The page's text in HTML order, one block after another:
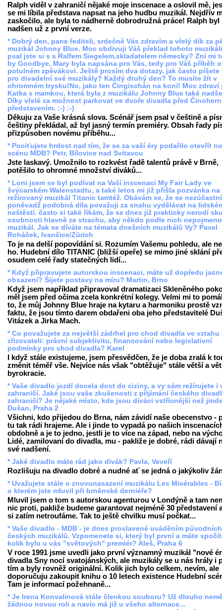
Ralph viděl v zahraničí nějaké moje inscenace a oslovil mě,
se mi líbila představa napsat na jeho hudbu muzikál. Nejdřív
zaskočilo, ale byla to nádherně dobrodružná práce! Ralph byl
nadšen už z první verze.
* Dobrý den, pane řediteli, srdečně Vás zdravím a vřelý dík za
muzikál Johnny Blue. Moc obdivuji Váš překlad tohoto
psal jste si s s Ralfem Siegelem,skladatelem německy? Zní mi
by Goodbye, Mary byla napsána pro Vás, tedy pro Váš příběh o
potulném zpěvákovi. Ještě prosím dva dotazy, jak často píšete
pro divadelní své muzikály? Každý druhý den? To musíte žít v
ohromném trysku!No, jako ten Čingischán na koni! Moc zdraví
Katka s mamkou, která byla z muzikálu Johnny Blue také
Díky vřelé za možnost parkovat ve dvoře divadla před
představením. :-) :-)
Děkuju za Vaše krásná slova. Scénář jsem psal v češtině a
češtiny překládal, až byl jasný termín premiéry. Obsah řady
přizpůsoben novému příběhu...
* Pociťujete hrdost nad tím, že se za vaší éry podařilo otevřít
scénu MDB? Petr, Bílovice nad Svitavou
Jste laskavý. Umožnilo to rozkvést řadě talentů právě v Brně,
potěšilo to ohromné množství diváků...
* Loni jsem se byl podívat na Vaší inscenaci My Fair Lady ve
švýcarském Walenstadtu, a také letos mi již přišla pozvánka na
režírovaný muzikál Titanic tamtéž. Obávám se, že se
poněvadž podobná díla považuji za snahu vydělávat na
neštěstí. často si také říkám, že se dnes již prakticky nerodí
osobnosti hlavně ze strachu, aby někdo podle nich
muzikál. Jak se díváte na témata dnešních muzikálů Vy? Pavel
Roháček, Ivančice/Zürich
To je na delší popovídání si. Rozumím Vašemu pohledu, ale
ho. Hudební dílo TITANIC (bližší opeře) se mimo jiné sklání
osudem celé řady statečných lidí...
* Když připravujete autorskou inscenaci, máte už dopředu
obsazení? Šijete postavy na míru? Martin, Brno
Když jsem například připravoval dramatizaci Skleněného
měl jsem před očima zcela konkrétní kolegy. Velmi mi to
to, že můj Johnny Blue hraje na kytaru a harmoniku prostě
faktu, že jsou tímto darem obdařeni oba jeho představitelé
Vitázek a Jirka Mach.
* Co považujete za největší zádrhel pro chod divadla ve vztahu
zřizovateli: právní subjektivitu, financování nebo legislativní
podmínky pro chod divadla? Karel
I když stále existujeme, jsem přesvědčen, že je doba zralá k
změnit téměř vše. Nejvíce nás však "obtěžuje" stále větší a
byrokracie.
* Vaše divadlo jezdí docela dost do ciziny, a vy sám režírujete i
zahraničí. Jaké jsou vaše zkušenosti z přijímání českého
zahraničí? Je nějaké místo, kde jsou diváci vstřícnější než
Dušan, Praha 2
Všichni, kdo přijedou do Brna, nám závidí naše obecenstvo -
tu tak rádi hrajeme. Ale i jinde to vypadá po našich
obdobně a je to jedno, jestli je to více na západ, nebo na
Lidé, zamilovaní do divadla, mu - pakliže je dobré, rádi dávají
své nadšení.
* Jaké divadlo máte rád jako divák? Pavla, Veveří
Rozlišuju na divadlo dobré a nudné ať se jedná o jakýkoliv
* Uvažujete stále o znovunasazení muzikálu Les Misérables -
o kterém jste mluvil při brněnské derniéře?
Mluvil jsem o tom s autorskou agenturou v Londýně a tam
nic proti, pakliže budeme garantovat nejméně 30 představení
si zatím netroufáme. Tak to ještě chvilku musí počkat...
* Vaše divadlo - MDB - je dnes proslavené uváděním původních
českých muzikálů. Vzpomenete si, který byl první a máte
kolik bylo u vás "světových" premiér? Aleš, Praha 6
V roce 1991 jsme uvedli jako první významný muzikál "nové
divadla Sny nocí svatojánských, ale muzikály se u nás hrály i
tím a byly rovněž originální. Kolik jich bylo celkem, nevím, ale
doporučuju zakoupit knihu o 10 letech existence Hudební
Tam je informací požehnaně...
* Je Irena Konvalinová stále členkou souboru? Už dlouho
žádnou novou roli a navíc má již u všeho alternace...